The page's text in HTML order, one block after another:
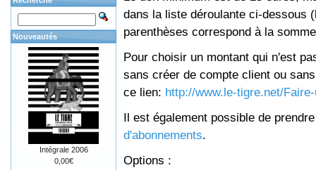
dans la liste déroulante ci-dessous
parenthèses correspond à la
Pour choisir un montant qui n'est
sans créer de compte client ou
ce lien: http://www.le-tigre.net/
Il est également possible de
d'abonnements.
Options :
Nouveautés
Intégrale 2006
0,00€